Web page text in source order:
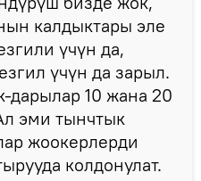
калдыктары эле
үчүн да,
үчүн да зарыл.
дарылар 10 жана 20
эми тынчтык
жоокерлерди
колдонулат.